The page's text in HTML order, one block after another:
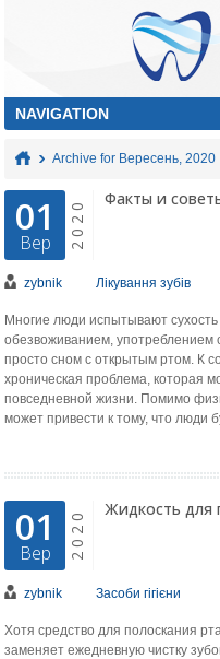
Archive for Вересень, 2020
01
Вер 2020 Факты и
zybnik Лікування зубів
Многие люди испытывают сухость
обезвоживанием, употреблением
просто сном с открытым ртом. К
хроническая проблема, которая
повседневной жизни. Помимо
может привести к тому, что люди
01
Вер 2020 Жидкость для
zybnik Засоби гігієни
Хотя средство для полоскания
заменяет ежедневную чистку